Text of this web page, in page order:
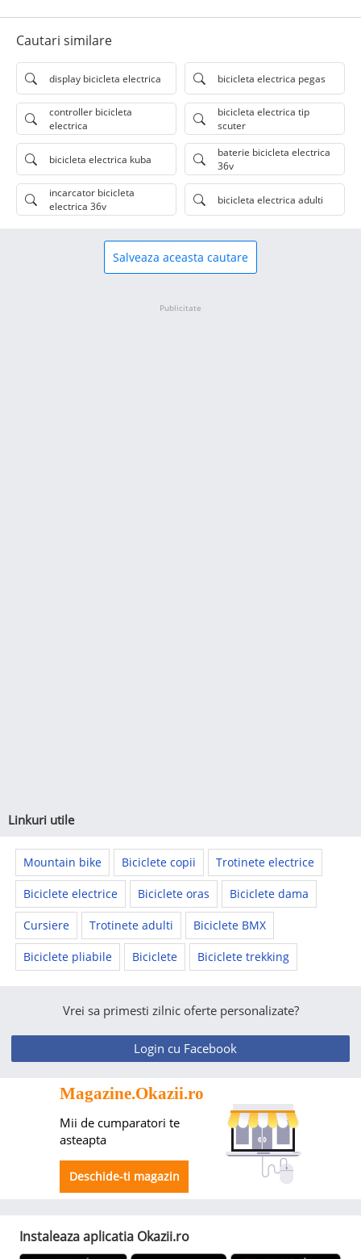
Cautari similare
display bicicleta electrica bicicleta electrica pegas
controller bicicleta
electrica
bicicleta electrica tip
scuter
bicicleta electrica kuba
baterie bicicleta electrica
36v
incarcator bicicleta
electrica 36v
bicicleta electrica adulti
Salveaza aceasta cautare
Publicitate
Linkuri utile
Mountain bike Biciclete copii Trotinete electrice
Biciclete electrice Biciclete oras Biciclete dama
Cursiere Trotinete adulti Biciclete BMX
Biciclete pliabile Biciclete Biciclete trekking
Vrei sa primesti zilnic oferte personalizate?
Login cu Facebook
Magazine.Okazii.ro
Mii de cumparatori te
asteapta
Deschide-ti magazin
Instaleaza aplicatia Okazii.ro